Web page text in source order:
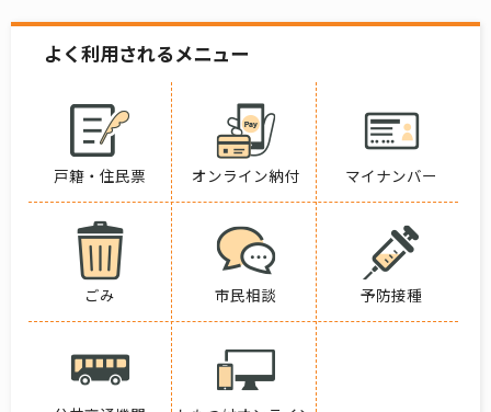
よく利用されるメニュー
戸籍・住民票 オンライン納付 マイナンバー
ごみ 市民相談 予防接種